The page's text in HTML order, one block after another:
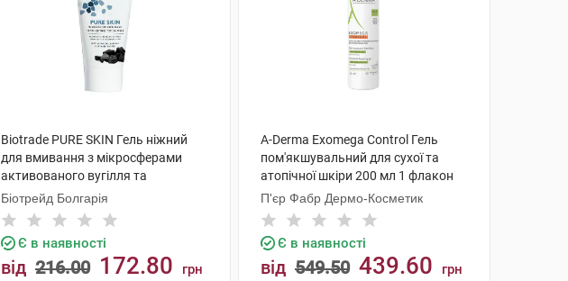
Biotrade PURE SKIN Гель ніжний
для вмивання з мікросферами
активованого вугілля та
молочною кислотою 50 мл 1 туба
Біотрейд Болгарія
Є в наявності
від 216.00 172.80 грн
A-Derma Exomega Control Гель
пом'якшувальний для сухої та
атопічної шкіри 200 мл 1 флакон
П'єр Фабр Дермо-Косметик
Є в наявності
від 549.50 439.60 грн